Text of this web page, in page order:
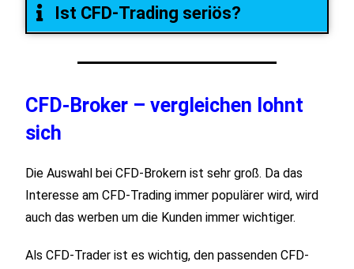
Ist CFD-Trading seriös?
CFD-Broker – vergleichen lohnt
sich
Die Auswahl bei CFD-Brokern ist sehr groß. Da das
Interesse am CFD-Trading immer populärer wird, wird
auch das werben um die Kunden immer wichtiger.
Als CFD-Trader ist es wichtig, den passenden CFD-